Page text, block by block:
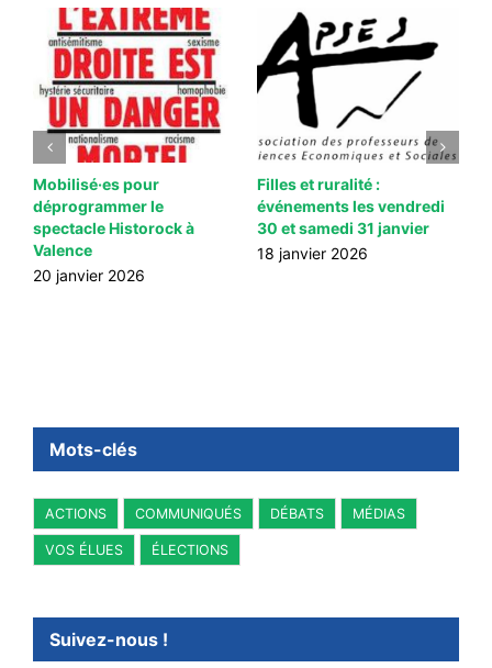
Mobilisé·es pour
déprogrammer le
spectacle Historock à
Valence
20 janvier 2026
Filles et ruralité :
événements les vendredi
30 et samedi 31 janvier
18 janvier 2026
Mots-clés
ACTIONS COMMUNIQUÉS DÉBATS MÉDIAS
VOS ÉLUES ÉLECTIONS
Suivez-nous !